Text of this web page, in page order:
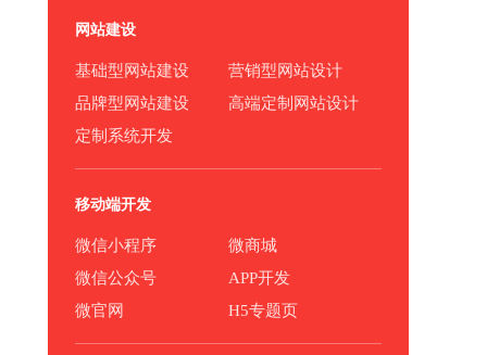
网站建设
基础型网站建设
营销型网站设计
品牌型网站建设
高端定制网站设计
定制系统开发
移动端开发
微信小程序
微商城
微信公众号
APP开发
微官网
H5专题页